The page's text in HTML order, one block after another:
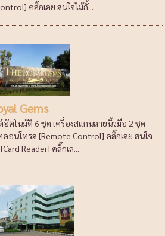
คลิ๊กเลย สนใจไม้กั้...
Gems
ตโนมัติ 6 ชุด เครื่องสแกนลายนิ้วมือ 2 ชุด
อนโทรล [Remote Control] คลิ๊กเลย สนใจ
Reader] คลิ๊กเล...